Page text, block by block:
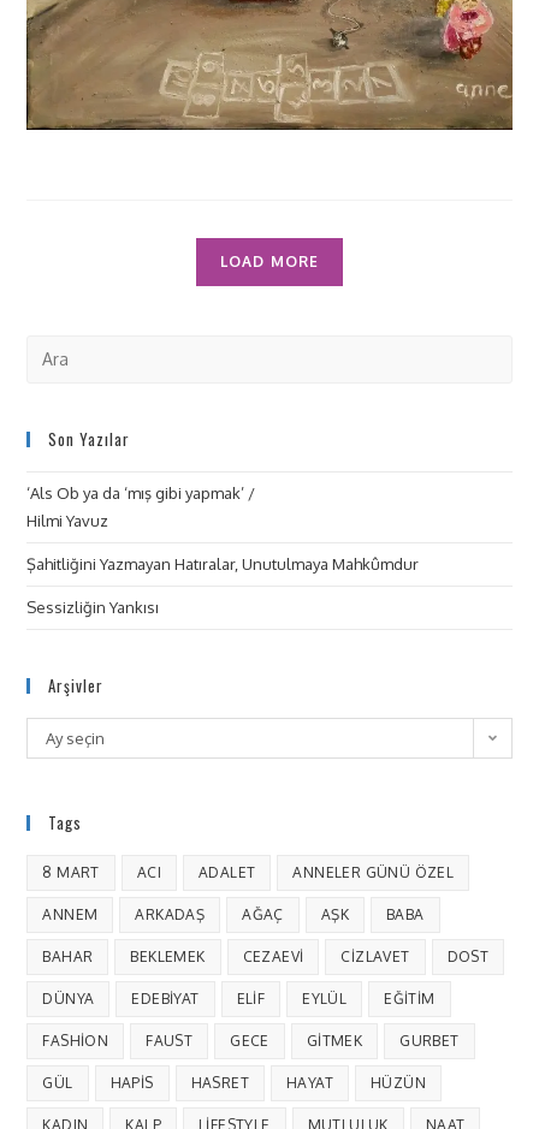
LOAD MORE
Son Yazılar
‘Als Ob ya da ‘mış gibi yapmak’ /
Hilmi Yavuz
Şahitliğini Yazmayan Hatıralar, Unutulmaya Mahkûmdur
Sessizliğin Yankısı
Arşivler
Ay seçin
Tags
8 MART ACI ADALET ANNELER GÜNÜ ÖZEL
ANNEM ARKADAŞ AĞAÇ AŞK BABA
BAHAR BEKLEMEK CEZAEVI CIZLAVET DOST
DÜNYA EDEBIYAT ELIF EYLÜL EĞITIM
FASHION FAUST GECE GITMEK GURBET
GÜL HAPIS HASRET HAYAT HÜZÜN
KADIN KALP LIFESTYLE MUTLULUK NAAT